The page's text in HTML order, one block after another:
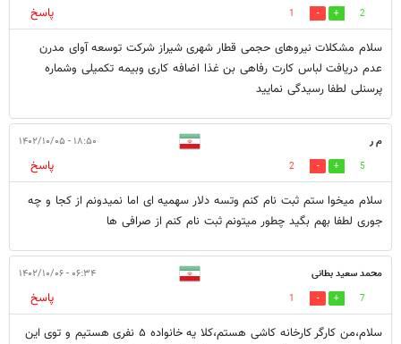
2
1
پاسخ
سلام مشکلات نیروهای حجمی قطار شهری شیراز شرکت توسعه آوای مدرن
عدم دریافت لباس کارت رفاهی بن غذا اضافه کاری وبیمه تکمیلی وشماره
پرسنلی لطفا رسیدگی نمایید
م ر ۱۸:۵۰ - ۱۴۰۲/۱۰/۰۵
5
2
پاسخ
سلام میخوا ستم ثبت نام کنم وتسه دلار سهمیه ای اما نمیدونم از کجا و چه
جوری لطفا بهم بگید چطور میتونم ثبت نام کنم از صرافی ها
محمد سعید بطانی ۰۶:۳۴ - ۱۴۰۲/۱۰/۰۶
7
1
پاسخ
سلام،من کارگر کارخانه کاشی هستم،کلا یه خانواده ۵ نفری هستیم و توی این